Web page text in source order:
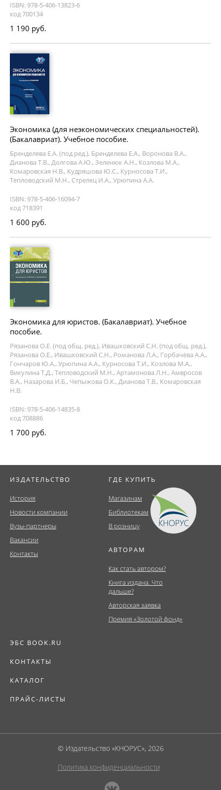
ISBN: 978-5-406-13823-6
код 700134
1 190 руб.
Экономика (для неэкономических специальностей).
(Бакалавриат). Учебное пособие.
Бренделева Е.А. (под ред.), Бренделева Е.А., Воронова В.А.,
Дианова Т.В., Долгова А.Ю., Зеленюк А.Н., Козлова М.А.,
Комаровская Н.В., Кудряшова Ю.С., Курносова Т.И.,
Тепловодский М.Н., Стрелец И.А., Урюпина А.А.
ISBN: 978-5-406-16094-7
код 718391
1 600 руб.
Экономика для юристов. (Бакалавриат). Учебное
пособие.
Рязанова О.Е. (под общ. ред.), Ивашковский С.Н. (под общ. ред.),
Рязанова О.Е., Ивашковский С.Н., Романова Л.А., Горбачёва А.А.,
Гончаров Ю.А., Урюпина А.А., Курносова Т.И., Козлова М.А.,
Викулина Т.Д., Тепловодский М.Н., Артамонова Л.Н., Амвросов
В.А., Назарова И.Б., Чепыжова О.К., Дианова Т.В., Комаровская
Н.В.
ISBN: 978-5-406-14835-8
код 708886
1 700 руб.
ИЗДАТЕЛЬСТВО
История
Новости компании
Вузы-партнеры
Вакансии
Контакты
ГДЕ КУПИТЬ
Магазинам
Библиотекам
В розницу
АВТОРАМ
Как стать автором?
Книга издана. Что
дальше?
Авторская заявка
Премия «Золотой фонд»
ЭБС BOOK.RU
КОНТАКТЫ
КАТАЛОГ
ПРАЙС-ЛИСТЫ
© Издательство «КНОРУС», 2026
Политика конфиденциальности